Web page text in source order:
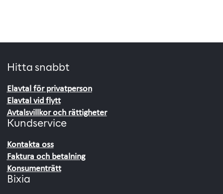
Hitta snabbt
Elavtal för privatperson
Elavtal vid flytt
Avtalsvillkor och rättigheter
Kundservice
Kontakta oss
Faktura och betalning
Konsumenträtt
Bixia